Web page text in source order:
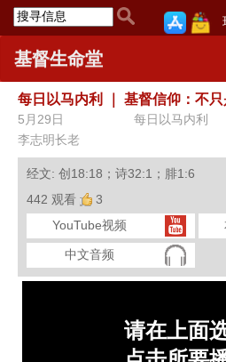
基督生命堂
每日以马内利 基督信仰：不
5月29日
每日以马内利
李志明长老
经文: 创18:18；诗32:1；腓1:6
442 观看
3
YouTube视频
中文音频